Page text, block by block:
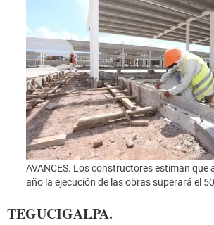
AVANCES. Los constructores estiman que
año la ejecución de las obras superará el
TEGUCIGALPA.